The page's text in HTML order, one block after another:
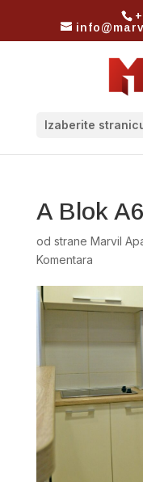
Izaberite
A Blok
od strane Marvil
Komentara